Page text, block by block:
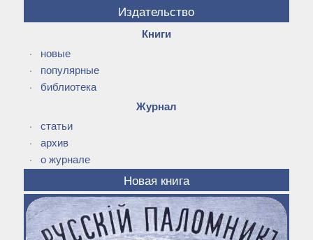
Издательство
Книги
· новые
· популярные
· библиотека
Журнал
· статьи
· архив
· о журнале
Новая книга